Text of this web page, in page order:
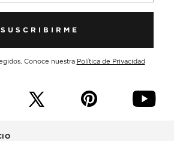
SUSCRIBIRME
Conoce nuestra Política de Privacidad
p y